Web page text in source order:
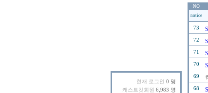
현재 로그인 0 명
캐스트킷회원 6,983 명
NO
notice
73
72
71
70
69
68